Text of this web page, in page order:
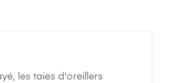
les taies d'oreillers